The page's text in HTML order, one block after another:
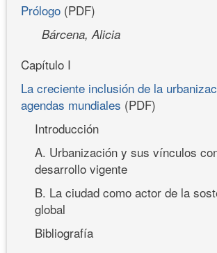
Prólogo (PDF)
Bárcena, Alicia
Capítulo I
La creciente inclusión de la
agendas mundiales (PDF)
Introducción
A. Urbanización y sus vínculos
desarrollo vigente
B. La ciudad como actor de la
global
Bibliografía